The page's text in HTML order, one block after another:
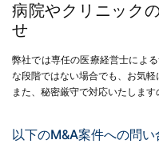
病院やクリニック
せ
弊社では専任の医療経営士によ
な段階ではない場合でも、お気軽
また、秘密厳守で対応いたします
以下のM&A案件への問い